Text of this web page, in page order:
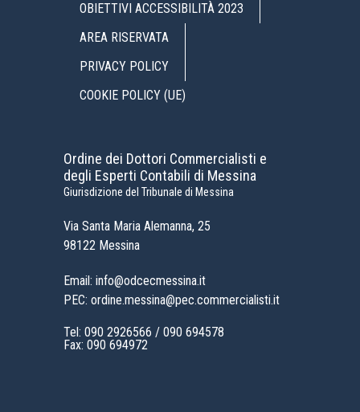
OBIETTIVI ACCESSIBILITÀ 2023
AREA RISERVATA
PRIVACY POLICY
COOKIE POLICY (UE)
Ordine dei Dottori Commercialisti e
degli Esperti Contabili di Messina
Giurisdizione del Tribunale di Messina
Via Santa Maria Alemanna, 25
98122 Messina
Email: info@odcecmessina.it
PEC: ordine.messina@pec.commercialisti.it
Tel: 090 2926566 / 090 694578
Fax: 090 694972